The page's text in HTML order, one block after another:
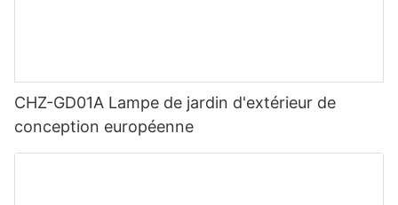
CHZ-GD01A Lampe de jardin d'extérieur de
conception européenne